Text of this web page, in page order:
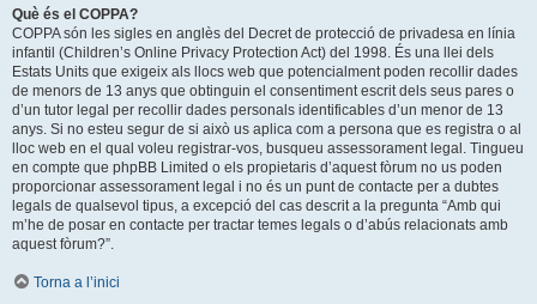
Què és el COPPA?
COPPA són les sigles en anglès del Decret de protecció de privadesa en línia
infantil (Children’s Online Privacy Protection Act) del 1998. És una llei dels
Estats Units que exigeix als llocs web que potencialment poden recollir dades
de menors de 13 anys que obtinguin el consentiment escrit dels seus pares o
d’un tutor legal per recollir dades personals identificables d’un menor de 13
anys. Si no esteu segur de si això us aplica com a persona que es registra o al
lloc web en el qual voleu registrar-vos, busqueu assessorament legal. Tingueu
en compte que phpBB Limited o els propietaris d’aquest fòrum no us poden
proporcionar assessorament legal i no és un punt de contacte per a dubtes
legals de qualsevol tipus, a excepció del cas descrit a la pregunta “Amb qui
m’he de posar en contacte per tractar temes legals o d’abús relacionats amb
aquest fòrum?”.
Torna a l’inici